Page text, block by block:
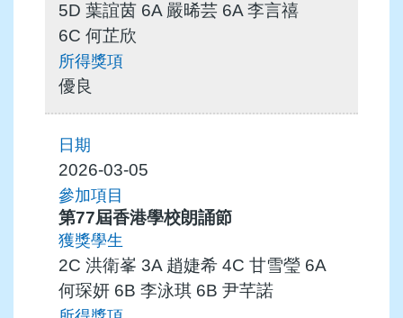
5D 葉誼茵 6A 嚴晞芸 6A 李言禧
6C 何芷欣
優良
2026-03-05
第77屆香港學校朗誦節
2C 洪衛峯 3A 趙婕希 4C 甘雪瑩 6A
何琛妍 6B 李泳琪 6B 尹芊諾